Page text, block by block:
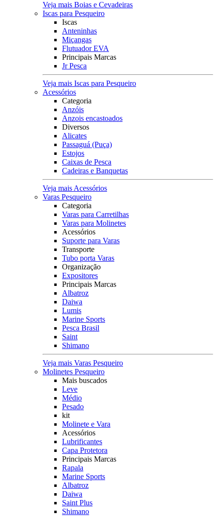
Veja mais Boias e Cevadeiras
Iscas para Pesqueiro
Iscas
Anteninhas
Miçangas
Flutuador EVA
Principais Marcas
Jr Pesca
Veja mais Iscas para Pesqueiro
Acessórios
Categoria
Anzóis
Anzois encastoados
Diversos
Alicates
Passaguá (Puça)
Estojos
Caixas de Pesca
Cadeiras e Banquetas
Veja mais Acessórios
Varas Pesqueiro
Categoria
Varas para Carretilhas
Varas para Molinetes
Acessórios
Suporte para Varas
Transporte
Tubo porta Varas
Organização
Expositores
Principais Marcas
Albatroz
Daiwa
Lumis
Marine Sports
Pesca Brasil
Saint
Shimano
Veja mais Varas Pesqueiro
Molinetes Pesqueiro
Mais buscados
Leve
Médio
Pesado
kit
Molinete e Vara
Acessórios
Lubrificantes
Capa Protetora
Principais Marcas
Rapala
Marine Sports
Albatroz
Daiwa
Saint Plus
Shimano